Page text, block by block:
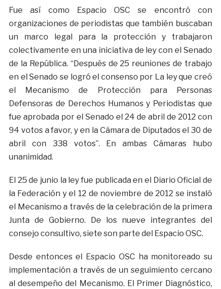
Fue así como Espacio OSC se encontró con
organizaciones de periodistas que también buscaban
un marco legal para la protección y trabajaron
colectivamente en una iniciativa de ley con el Senado
de la República. “Después de 25 reuniones de trabajo
en el Senado se logró el consenso por La ley que creó
el Mecanismo de Protección para Personas
Defensoras de Derechos Humanos y Periodistas que
fue aprobada por el Senado el 24 de abril de 2012 con
94 votos a favor, y en la Cámara de Diputados el 30 de
abril con 338 votos”. En ambas Cámaras hubo
unanimidad.
El 25 de junio la ley fue publicada en el Diario Oficial de
la Federación y el 12 de noviembre de 2012 se instaló
el Mecanismo a través de la celebración de la primera
Junta de Gobierno. De los nueve integrantes del
consejo consultivo, siete son parte del Espacio OSC.
Desde entonces el Espacio OSC ha monitoreado su
implementación a través de un seguimiento cercano
al desempeño del Mecanismo. El Primer Diagnóstico,